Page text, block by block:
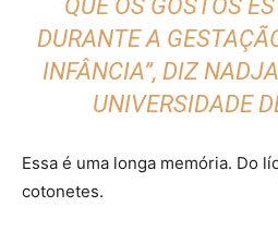
QUE OS GOSTOS
DURANTE A
INFÂNCIA”, DIZ
UNIVERSIDADE
Essa é uma longa memória. Do
cotonetes.